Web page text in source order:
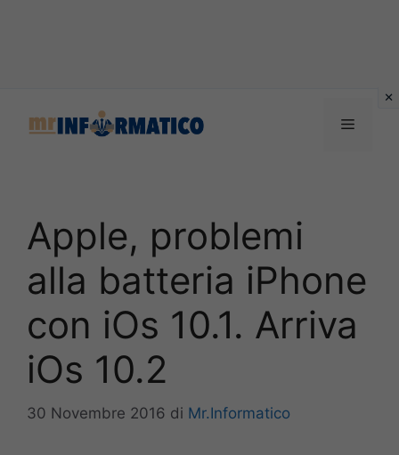
Menu
Apple, problemi
alla batteria iPhone
con iOs 10.1. Arriva
iOs 10.2
30 Novembre 2016 di Mr.Informatico